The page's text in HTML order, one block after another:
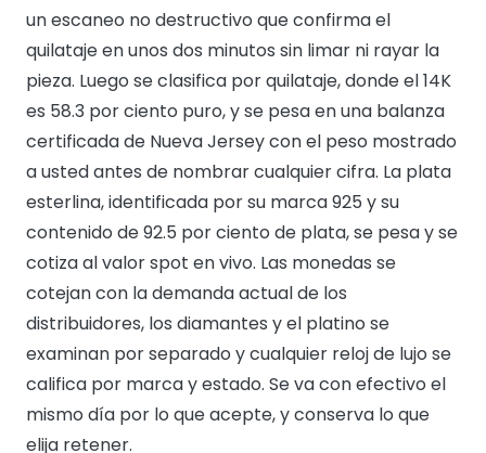
un escaneo no destructivo que confirma el
quilataje en unos dos minutos sin limar ni rayar la
pieza. Luego se clasifica por quilataje, donde el 14K
es 58.3 por ciento puro, y se pesa en una balanza
certificada de Nueva Jersey con el peso mostrado
a usted antes de nombrar cualquier cifra. La plata
esterlina, identificada por su marca 925 y su
contenido de 92.5 por ciento de plata, se pesa y se
cotiza al valor spot en vivo. Las monedas se
cotejan con la demanda actual de los
distribuidores, los diamantes y el platino se
examinan por separado y cualquier reloj de lujo se
califica por marca y estado. Se va con efectivo el
mismo día por lo que acepte, y conserva lo que
elija retener.